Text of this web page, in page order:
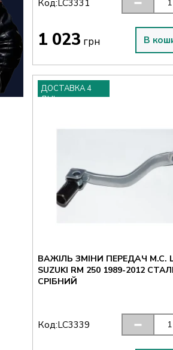
Код:LC3331
1 023 грн В
ДОСТАВКА 4
ДНІ
ВАЖІЛЬ ЗМІНИ ПЕРЕДАЧ M.C.
SUZUKI RM 250 1989-2012
СРІБНИЙ
Код:LC3339